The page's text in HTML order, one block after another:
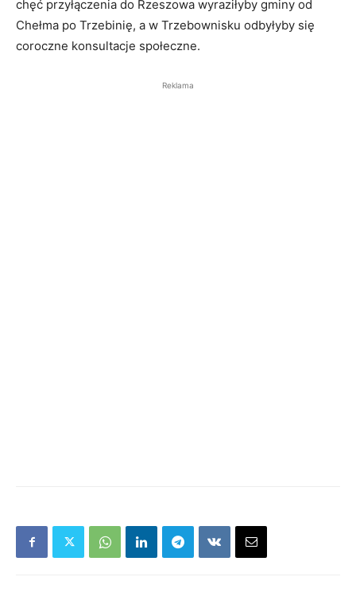
chęć przyłączenia do Rzeszowa wyraziłyby gminy od
Chełma po Trzebinię, a w Trzebownisku odbyłyby się
coroczne konsultacje społeczne.
Reklama